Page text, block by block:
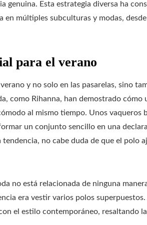
genuina. Esta estrategia diversa ha
en múltiples subculturas y modas,
para el verano
y no solo en las pasarelas, sino
como Rihanna, han demostrado cómo
al mismo tiempo. Unos vaqueros
un conjunto sencillo en una
no cabe duda de que el polo
no está relacionada de ninguna
era vestir varios polos
el estilo contemporáneo, resaltando